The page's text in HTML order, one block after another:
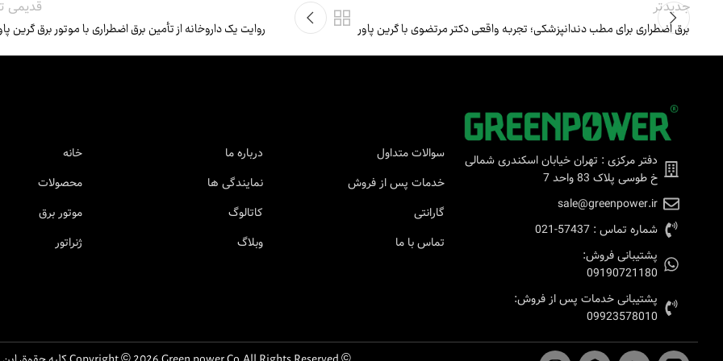
جدیدتر
برق اضطراری برای مطب دندانپزشکی؛ تجربه واقعی دکتر مرتضوی با گرین پاور
قدیمی
روایت یک داروخانه از تأمین برق اضطراری با موتور برق گرین
دفتر مرکزی : تهران خیابان اسکندری شمالی
خ طوسی پلاک 83 واحد 7
sale@greenpower.ir
شماره تماس : 57437-021
پشتیبانی فروش:
09190721180
پشتیبانی خدمات پس از فروش:
09923578010
سوالات متداول
خدمات پس از فروش
گارانتی
تماس با ما
درباره ما
نمایندگی ها
کاتالوگ
وبلاگ
خانه
محصولات
موتور برق
ژنراتور